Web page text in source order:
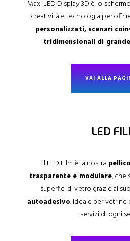
Maxi LED Display 3D è lo
creatività e tecnologia per
personalizzati, scenari
tridimensionali di
VAI ALLA
LED
Il LED Film è la nostra
trasparente e modulare, che
superfici di vetro grazie al
autoadesivo. Ideale per
servizi di ogni